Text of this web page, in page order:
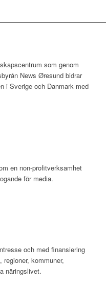
som genom
News Øresund bidrar
i Sverige och Danmark med
en non-profitverksamhet
för media.
och med finansiering
kommuner,
näringslivet.